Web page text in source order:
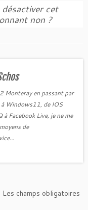
cet
non ?
Monteray en passant par
Windows11, de IOS
Facebook Live, je ne me
de
Les champs obligatoires